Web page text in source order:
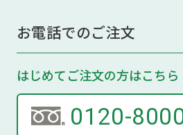
お電話でのご注文
はじめてご注文の方はこちら
0120-